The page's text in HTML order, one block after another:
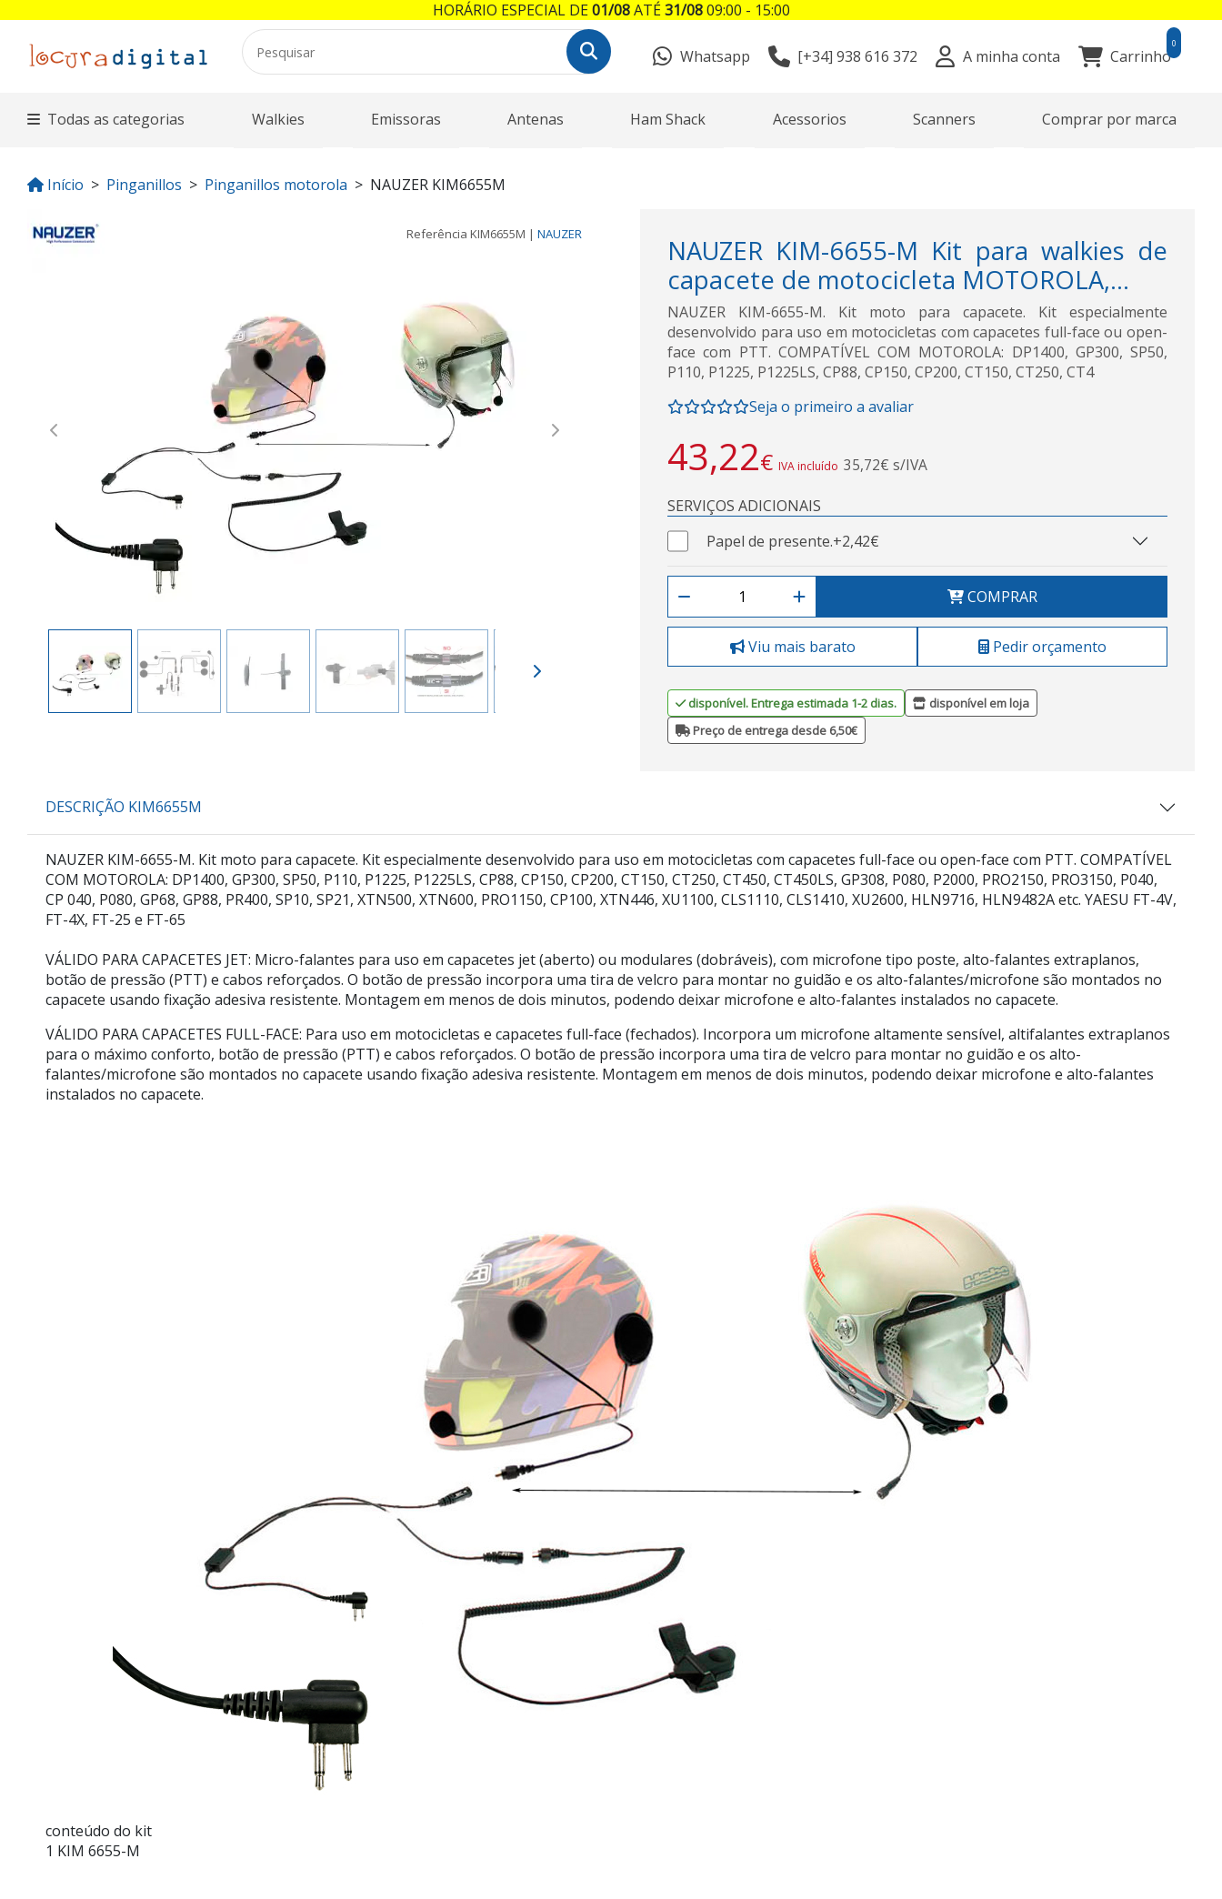
Whatsapp [+34] 938 616 372 A minha conta Carrinho
0
Todas as categorias Walkies Emissoras Antenas Ham Shack Acessorios Scanners Comprar por marca
Início Pinganillos Pinganillos motorola NAUZER KIM6655M
Referência KIM6655M | NAUZER
Previous Next
NAUZER KIM-6655-M Kit para walkies de
capacete de motocicleta MOTOROLA,...
NAUZER KIM-6655-M. Kit moto para capacete. Kit especialmente
desenvolvido para uso em motocicletas com capacetes full-face ou open-
face com PTT. COMPATÍVEL COM MOTOROLA: DP1400, GP300, SP50,
P110, P1225, P1225LS, CP88, CP150, CP200, CT150, CT250, CT4
Seja o primeiro a avaliar
43,22€ IVA incluído 35,72€ s/IVA
SERVIÇOS ADICIONAIS
Papel de presente.+2,42€
COMPRAR
Viu mais barato Pedir orçamento
disponível. Entrega estimada 1-2 dias.
disponível em loja
Preço de entrega desde 6,50€
DESCRIÇÃO KIM6655M
NAUZER KIM-6655-M. Kit moto para capacete. Kit especialmente desenvolvido para uso em motocicletas com capacetes full-face ou open-face com PTT. COMPATÍVEL
COM MOTOROLA: DP1400, GP300, SP50, P110, P1225, P1225LS, CP88, CP150, CP200, CT150, CT250, CT450, CT450LS, GP308, P080, P2000, PRO2150, PRO3150, P040,
CP 040, P080, GP68, GP88, PR400, SP10, SP21, XTN500, XTN600, PRO1150, CP100, XTN446, XU1100, CLS1110, CLS1410, XU2600, HLN9716, HLN9482A etc. YAESU FT-4V,
FT-4X, FT-25 e FT-65
VÁLIDO PARA CAPACETES JET: Micro-falantes para uso em capacetes jet (aberto) ou modulares (dobráveis), com microfone tipo poste, alto-falantes extraplanos,
botão de pressão (PTT) e cabos reforçados. O botão de pressão incorpora uma tira de velcro para montar no guidão e os alto-falantes/microfone são montados no
capacete usando fixação adesiva resistente. Montagem em menos de dois minutos, podendo deixar microfone e alto-falantes instalados no capacete.
VÁLIDO PARA CAPACETES FULL-FACE: Para uso em motocicletas e capacetes full-face (fechados). Incorpora um microfone altamente sensível, altifalantes extraplanos
para o máximo conforto, botão de pressão (PTT) e cabos reforçados. O botão de pressão incorpora uma tira de velcro para montar no guidão e os alto-
falantes/microfone são montados no capacete usando fixação adesiva resistente. Montagem em menos de dois minutos, podendo deixar microfone e alto-falantes
instalados no capacete.
conteúdo do kit
1 KIM 6655-M
HORÁRIO ESPECIAL DE01/08ATÉ31/0809:00 - 15:00